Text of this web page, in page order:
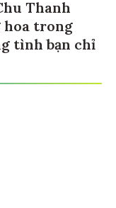
Thanh
hoa trong
tình bạn chỉ